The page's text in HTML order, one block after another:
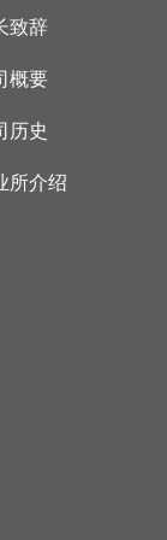
致辞
概要
历史
所介绍